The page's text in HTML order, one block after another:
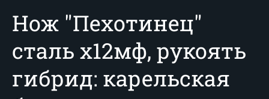
Нож "Пехотинец"
сталь х12мф, рукоять
гибрид: карельская